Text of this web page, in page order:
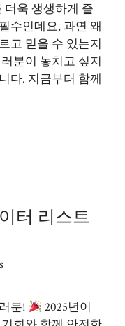
더욱 생생하게 즐
수인데요, 과연 왜
고 믿을 수 있는지
분이 놓치고 싶지
다. 지금부터 함께
터 리스트
분!
2025년이